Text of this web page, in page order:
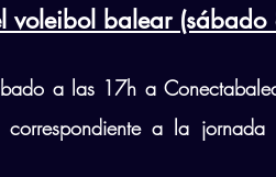
voleibol balear
a las 17h a
a la